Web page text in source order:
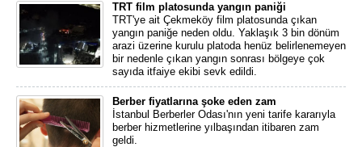
TRT film platosunda yangın paniği
TRT'ye ait Çekmeköy film platosunda çıkan
yangın paniğe neden oldu. Yaklaşık 3 bin dönüm
arazi üzerine kurulu platoda henüz belirlenemeyen
bir nedenle çıkan yangın sonrası bölgeye çok
sayıda itfaiye ekibi sevk edildi.
Berber fiyatlarına şoke eden zam
İstanbul Berberler Odası'nın yeni tarife kararıyla
berber hizmetlerine yılbaşından itibaren zam
geldi.